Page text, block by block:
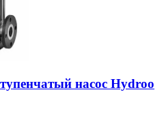
насос Hydroo